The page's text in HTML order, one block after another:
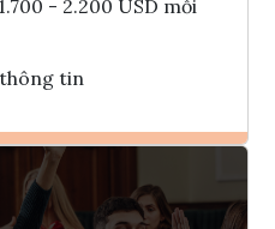
- 2.200 USD mỗi
tin
Ghi danh